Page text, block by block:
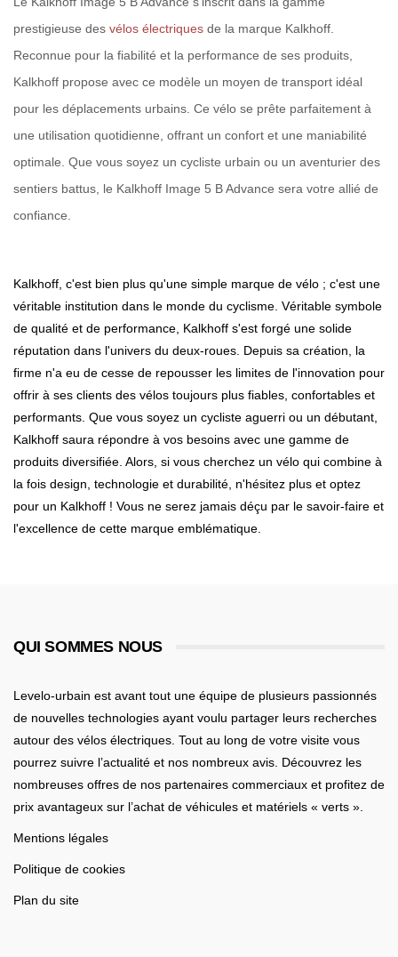
prestigieuse des vélos électriques de la marque Kalkhoff.
Reconnue pour la fiabilité et la performance de ses produits,
Kalkhoff propose avec ce modèle un moyen de transport idéal
pour les déplacements urbains. Ce vélo se prête parfaitement à
une utilisation quotidienne, offrant un confort et une maniabilité
optimale. Que vous soyez un cycliste urbain ou un aventurier des
sentiers battus, le Kalkhoff Image 5 B Advance sera votre allié de
confiance.
Kalkhoff, c'est bien plus qu'une simple marque de vélo ; c'est une
véritable institution dans le monde du cyclisme. Véritable symbole
de qualité et de performance, Kalkhoff s'est forgé une solide
réputation dans l'univers du deux-roues. Depuis sa création, la
firme n'a eu de cesse de repousser les limites de l'innovation pour
offrir à ses clients des vélos toujours plus fiables, confortables et
performants. Que vous soyez un cycliste aguerri ou un débutant,
Kalkhoff saura répondre à vos besoins avec une gamme de
produits diversifiée. Alors, si vous cherchez un vélo qui combine à
la fois design, technologie et durabilité, n'hésitez plus et optez
pour un Kalkhoff ! Vous ne serez jamais déçu par le savoir-faire et
l'excellence de cette marque emblématique.
QUI SOMMES NOUS
Levelo-urbain est avant tout une équipe de plusieurs passionnés
de nouvelles technologies ayant voulu partager leurs recherches
autour des vélos électriques. Tout au long de votre visite vous
pourrez suivre l’actualité et nos nombreux avis. Découvrez les
nombreuses offres de nos partenaires commerciaux et profitez de
prix avantageux sur l’achat de véhicules et matériels « verts ».
Mentions légales
Politique de cookies
Plan du site